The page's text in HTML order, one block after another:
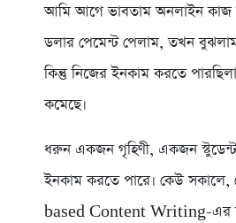
আমি আগে ভাবতাম অনলাইন কাজ
ডলার পেমেন্ট পেলাম, তখন
কিন্তু নিজের ইনকাম করতে
কমেছে।
ধরুন একজন গৃহিণী, একজন
ইনকাম করতে পারে। কেউ সকালে,
based Content Writing-এর